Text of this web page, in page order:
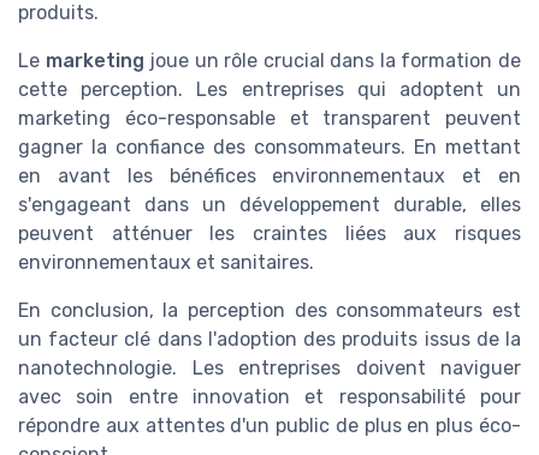
produits.
Le marketing joue un rôle crucial dans la formation de
cette perception. Les entreprises qui adoptent un
marketing éco-responsable et transparent peuvent
gagner la confiance des consommateurs. En mettant
en avant les bénéfices environnementaux et en
s'engageant dans un développement durable, elles
peuvent atténuer les craintes liées aux risques
environnementaux et sanitaires.
En conclusion, la perception des consommateurs est
un facteur clé dans l'adoption des produits issus de la
nanotechnologie. Les entreprises doivent naviguer
avec soin entre innovation et responsabilité pour
répondre aux attentes d'un public de plus en plus éco-